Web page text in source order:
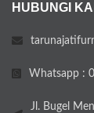
HUBUNGI
Whatsapp :
Jl. Bugel